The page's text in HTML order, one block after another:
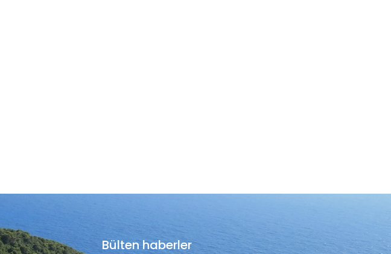
Bülten haberler